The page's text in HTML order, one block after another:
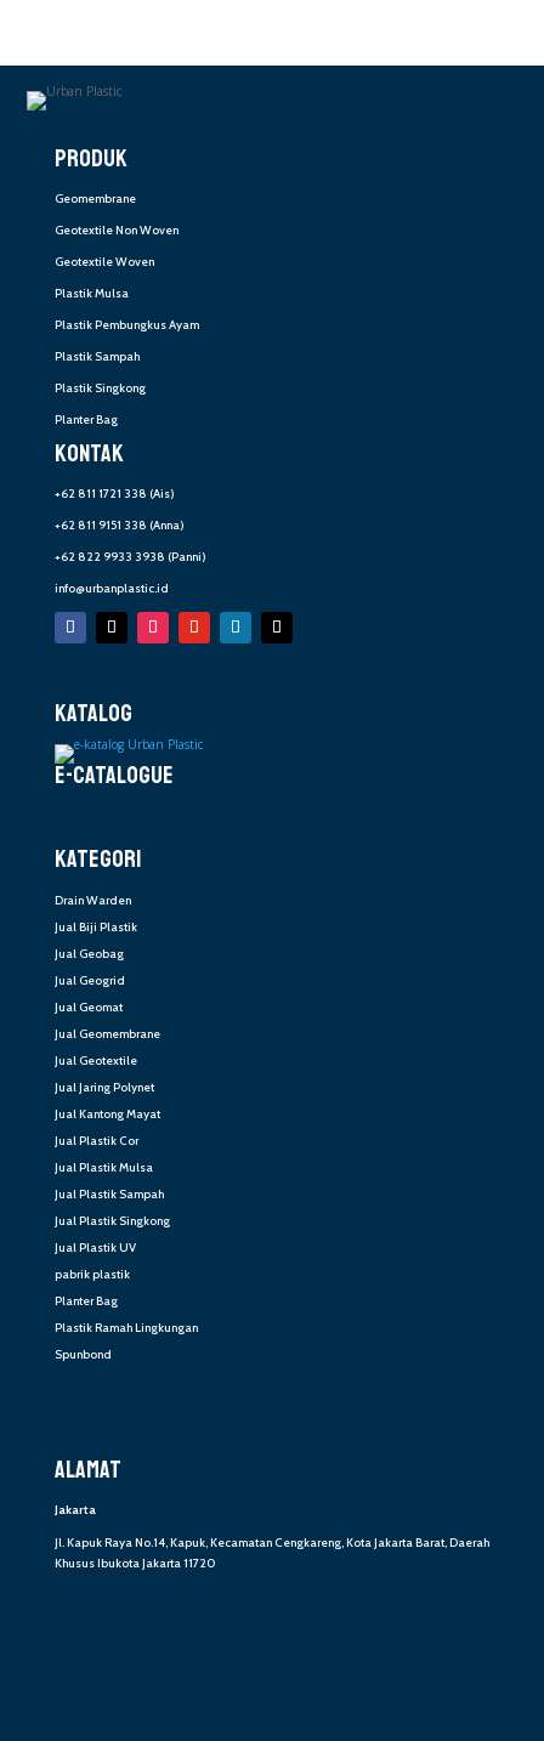
PRODUK
Geomembrane
Geotextile Non Woven
Geotextile Woven
Plastik Mulsa
Plastik Pembungkus Ayam
Plastik Sampah
Plastik Singkong
Planter Bag
KONTAK
+62 811 1721 338 (Ais)
+62 811 9151 338 (Anna)
+62 822 9933 3938 (Panni)
info@urbanplastic.id
KATALOG
E-CATALOGUE
KATEGORI
Drain Warden
Jual Biji Plastik
Jual Geobag
Jual Geogrid
Jual Geomat
Jual Geomembrane
Jual Geotextile
Jual Jaring Polynet
Jual Kantong Mayat
Jual Plastik Cor
Jual Plastik Mulsa
Jual Plastik Sampah
Jual Plastik Singkong
Jual Plastik UV
pabrik plastik
Planter Bag
Plastik Ramah Lingkungan
Spunbond
ALAMAT
Jakarta
Jl. Kapuk Raya No.14, Kapuk, Kecamatan Cengkareng, Kota Jakarta Barat, Daerah
Khusus Ibukota Jakarta 11720